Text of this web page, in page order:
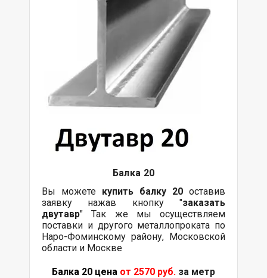
Балка 20
Вы можете купить балку 20 оставив
заявку нажав кнопку "заказать
двутавр" Так же мы осуществляем
поставки и другого металлопроката по
Наро-Фоминскому району, Московской
области и Москве
Балка 20 цена от 2570 руб. за метр